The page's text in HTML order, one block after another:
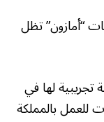
“أمازون” تظل
تجريبية لها في
للعمل بالمملكة